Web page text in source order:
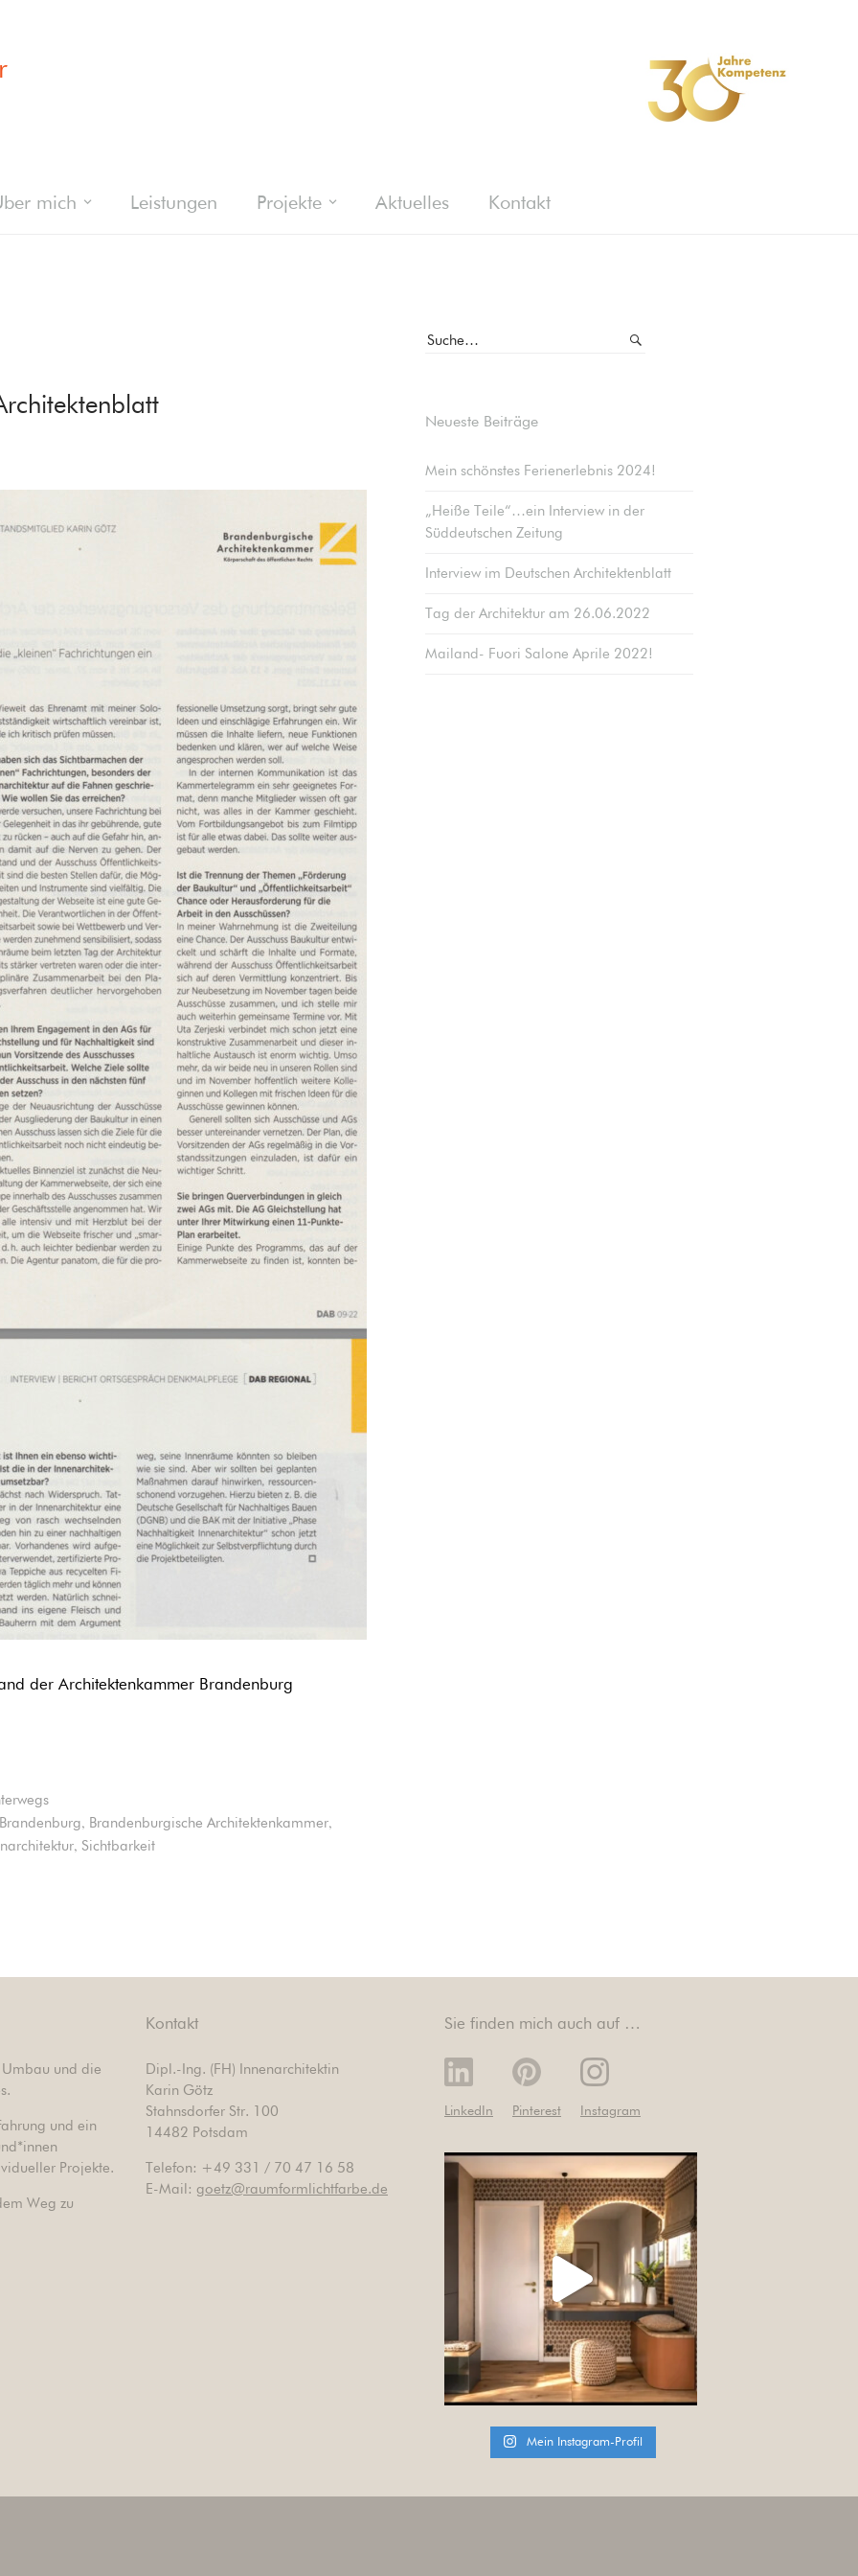
mich Leistungen Projekte Aktuelles Kontakt
der Architektenkammer Brandenburg
Brandenburg, Brandenburgische Architektenkammer,
, Sichtbarkeit
Neueste Beiträge
Mein schönstes Ferienerlebnis 2024!
„Heiße Teile“…ein Interview in der
Süddeutschen Zeitung
Interview im Deutschen Architektenblatt
Tag der Architektur am 26.06.2022
Mailand- Fuori Salone Aprile 2022!
und die
und ein
Projekte.
Weg zu
Kontakt
Dipl.-Ing. (FH) Innenarchitektin
Karin Götz
Stahnsdorfer Str. 100
14482 Potsdam
Telefon: +49 331 / 70 47 16 58
E-Mail: goetz@raumformlichtfarbe.de
Sie finden mich auch auf …
LinkedIn Pinterest Instagram
Mein Instagram-Profil